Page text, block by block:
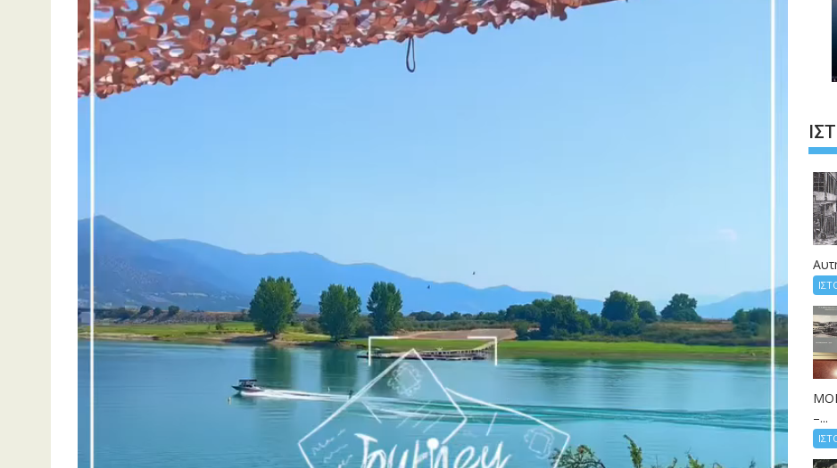
–...